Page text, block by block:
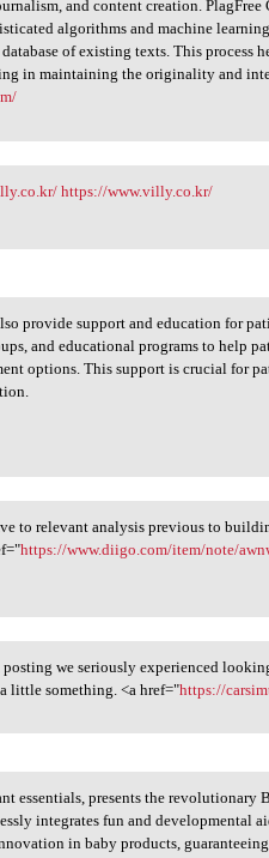
and content creation. PlagFree
algorithms and machine
of existing texts. This process
in maintaining the originality and
https://www.villy.co.kr/
provide support and education for
and educational programs to help
options. This support is crucial for
to relevant analysis previous to
https://www.diigo.com/item/note/
we seriously experienced
little something. <a href="https://
essentials, presents the revolutionary
integrates fun and developmental
in baby products,